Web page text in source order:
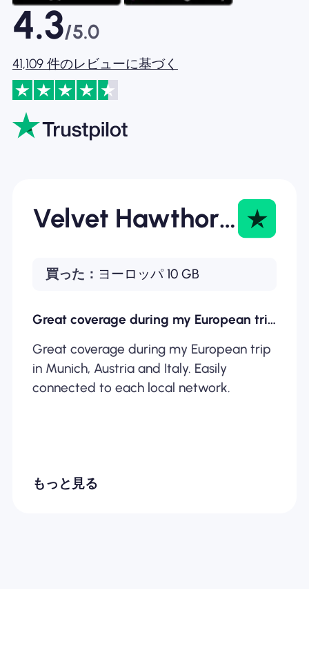
4.3/5.0
41,109 件のレビューに基づく
Velvet Hawthorne
買った： ヨーロッパ 10 GB
Great coverage during my European trip…
Great coverage during my European trip
in Munich, Austria and Italy. Easily
connected to each local network.
もっと見る